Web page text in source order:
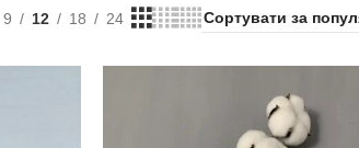
9 12 18 24